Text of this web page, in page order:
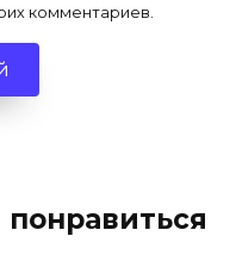
комментариев.